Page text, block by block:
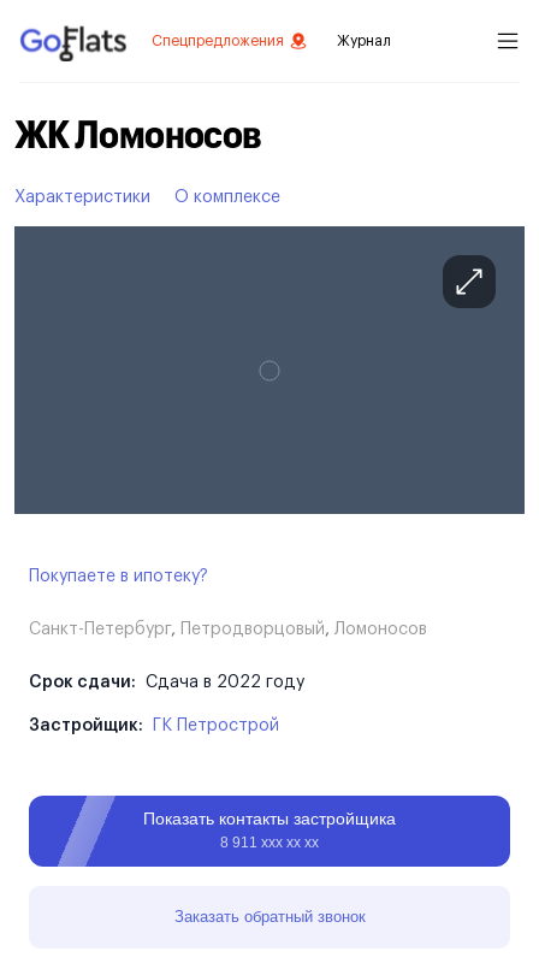
Спецпредложения Журнал
ЖК Ломоносов
Характеристики О комплексе
Покупаете в ипотеку?
Санкт-Петербург, Петродворцовый, Ломоносов
Срок сдачи: Сдача в 2022 году
Застройщик: ГК Петрострой
Показать контакты застройщика
8 911 ххх хх хх
Заказать обратный звонок